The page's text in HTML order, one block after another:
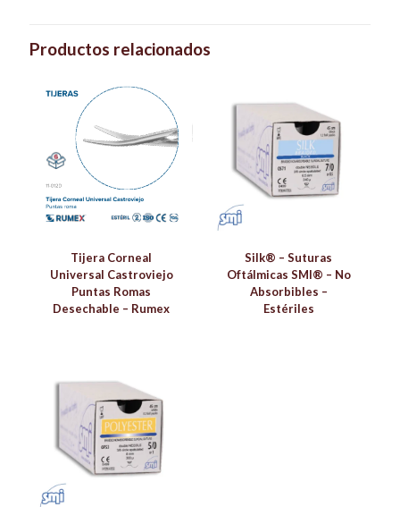
Productos relacionados
Tijera Corneal
Universal Castroviejo
Puntas Romas
Desechable – Rumex
Silk® – Suturas
Oftálmicas SMI® – No
Absorbibles –
Estériles